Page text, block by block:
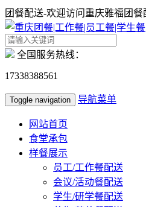
团餐配送-欢迎访问重庆雅福团餐
全国服务热线：
17338388561
Toggle navigation 导航菜单
网站首页
食堂承包
样餐展示
员工/工作餐配送
会议/活动餐配送
学生/研学餐配送